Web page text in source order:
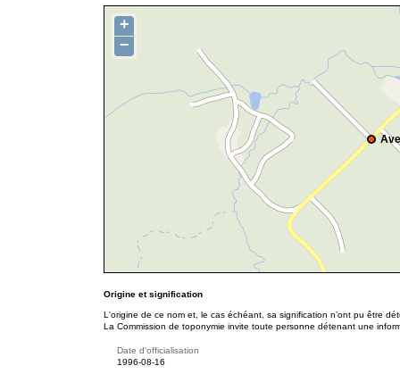
+
−
Origine et signification
L'origine de ce nom et, le cas échéant, sa signification n’ont pu être
La Commission de toponymie invite toute personne détenant une
Date d'officialisation
1996-08-16